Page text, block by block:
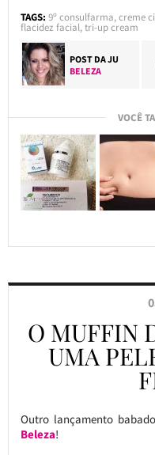
TAGS: 9º consulfarma,creme
flacidez facial,tri-up cream
POST DAJU
BELEZA
VOCÊ
O MUFFIN
UMA
Outro lançamento
Beleza!